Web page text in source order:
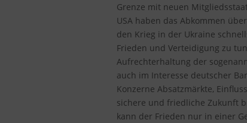
Grenze mit neuen
USA haben das Abkommen
den Krieg in der Ukraine
Frieden und Verteidigung zu
Aufrechterhaltung der
auch im Interesse deutscher
Konzerne Absatzmärkte,
sichere und friedliche Zukunft
kann der Frieden nur in einer